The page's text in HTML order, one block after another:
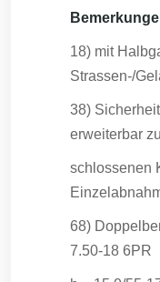
18) mit
Strassen-/
38)
erweiterbar
schlossenen
68)
7.50-18 6PR